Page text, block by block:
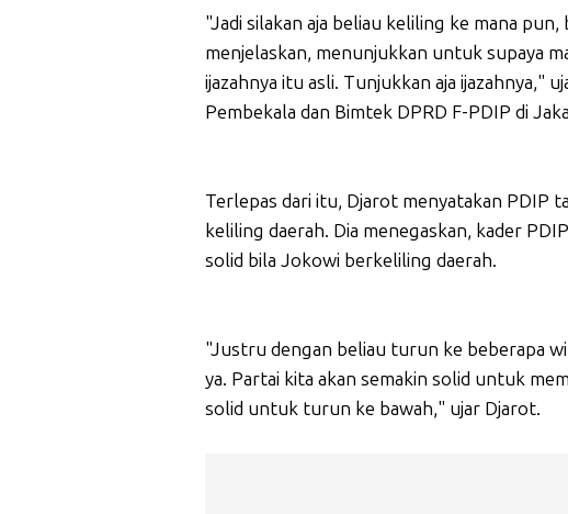
"Jadi silakan aja beliau keliling ke mana
menjelaskan, menunjukkan untuk supaya
ijazahnya itu asli. Tunjukkan aja ijazahnya,"
Pembekala dan Bimtek DPRD F-PDIP di
Terlepas dari itu, Djarot menyatakan PDIP
keliling daerah. Dia menegaskan, kader
solid bila Jokowi berkeliling daerah.
"Justru dengan beliau turun ke beberapa
ya. Partai kita akan semakin solid untuk
solid untuk turun ke bawah," ujar Djarot.